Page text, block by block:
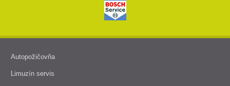
Autopožičovňa
Limuzín servis